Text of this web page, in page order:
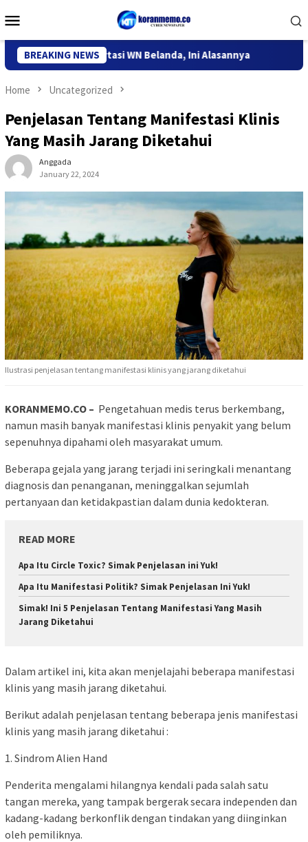
to
Menu
BREAKING NEWS
Deportasi WN Belanda, Ini Alasannya 9 Desa di 6
Home Uncategorized
Penjelasan Tentang Manifestasi Klinis
Yang Masih Jarang Diketahui
Anggada
January 22, 2024
Ilustrasi penjelasan tentang manifestasi klinis yang jarang diketahui
KORANMEMO.CO – Pengetahuan medis terus berkembang,
namun masih banyak manifestasi klinis penyakit yang belum
sepenuhnya dipahami oleh masyarakat umum.
Beberapa gejala yang jarang terjadi ini seringkali menantang
diagnosis dan penanganan, meninggalkan sejumlah
pertanyaan dan ketidakpastian dalam dunia kedokteran.
READ MORE
Apa Itu Circle Toxic? Simak Penjelasan ini Yuk!
Apa Itu Manifestasi Politik? Simak Penjelasan Ini Yuk!
Simak! Ini 5 Penjelasan Tentang Manifestasi Yang Masih
Jarang Diketahui
Dalam artikel ini, kita akan menjelajahi beberapa manifestasi
klinis yang masih jarang diketahui.
Berikut adalah penjelasan tentang beberapa jenis manifestasi
klinis yang masih jarang diketahui :
1. Sindrom Alien Hand
Penderita mengalami hilangnya kendali pada salah satu
tangan mereka, yang tampak bergerak secara independen dan
kadang-kadang berkonflik dengan tindakan yang diinginkan
oleh pemiliknya.